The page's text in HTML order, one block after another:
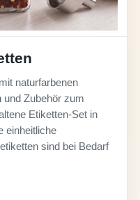
naturfarbenen
Zubehör zum
Etiketten-Set in
einheitliche
sind bei Bedarf